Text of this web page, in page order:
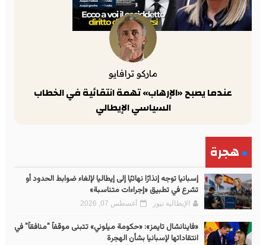
ماركو ترافايو
عندما يصبح «الإرهاب» تهمة انتقائية في الخطاب
السياسي الإيطالي
هجرة
إسبانيا توجه إنذارًا نهائيًا إلى إيطاليا لإلغاء ضوابط الحدود أو
تشرع في تطبيق «إجراءات متناسبة»
الإيطالية نيوز أغسطس 07, 2026
«فاينانشال تايمز»: «حكومة ميلوني» تتبنى موقفاً "منافقاً" في
انتقاداتها لإسبانيا بشأن الهجرة